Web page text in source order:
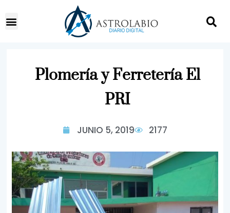
Plomería y Ferretería El
PRI
JUNIO 5, 2019 2177